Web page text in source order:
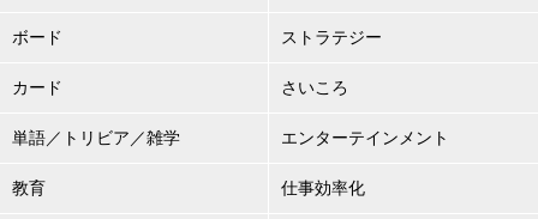
ボード ストラテジー
カード さいころ
単語／トリビア／雑学 エンターテインメント
教育 仕事効率化